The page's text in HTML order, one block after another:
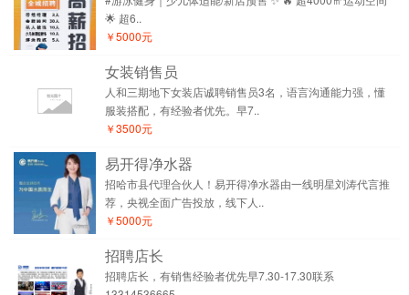
🌟 超6..
￥5000元
女装销售员
人和三期地下女装店诚聘销售员3名，语言沟通能力强，懂
服装搭配，有经验者优先。早7..
￥3500元
易开得净水器
招哈市县代理合伙人！易开得净水器由一线明星刘涛代言推
荐，央视全面广告投放，线下人..
￥5000元
招聘店长
招聘店长，有销售经验者优先早7.30-17.30联系